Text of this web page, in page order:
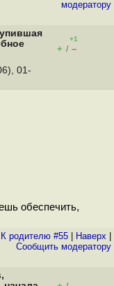
модератору
+1
+ / –
01-
обеспечить,
К родителю #55 Наверх
Cообщить модератору